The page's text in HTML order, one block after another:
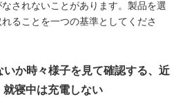
されないことがあります。製品を選
ることを一つの基準としてくださ
いか時々様子を見て確認する、近
就寝中は充電しない